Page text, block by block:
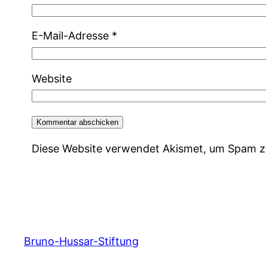
E-Mail-Adresse *
Website
Diese Website verwendet Akismet, um Spam
Bruno-Hussar-Stiftung